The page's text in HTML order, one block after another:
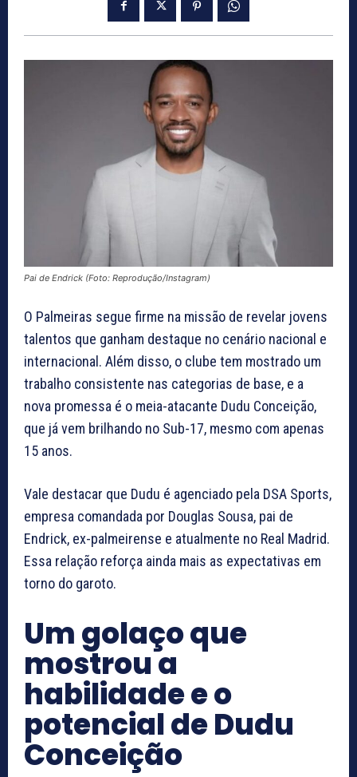
Pai de Endrick (Foto: Reprodução/Instagram)
O Palmeiras segue firme na missão de revelar jovens
talentos que ganham destaque no cenário nacional e
internacional. Além disso, o clube tem mostrado um
trabalho consistente nas categorias de base, e a
nova promessa é o meia-atacante Dudu Conceição,
que já vem brilhando no Sub-17, mesmo com apenas
15 anos.
Vale destacar que Dudu é agenciado pela DSA Sports,
empresa comandada por Douglas Sousa, pai de
Endrick, ex-palmeirense e atualmente no Real Madrid.
Essa relação reforça ainda mais as expectativas em
torno do garoto.
Um golaço que
mostrou a
habilidade e o
potencial de Dudu
Conceição